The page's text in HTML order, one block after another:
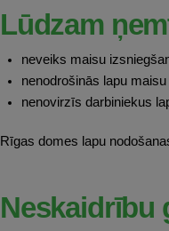
Lūdzam
neveiks maisu
nenodrošinās lapu
nenovirzīs darbiniekus
Rīgas domes lapu
Neskaidrību